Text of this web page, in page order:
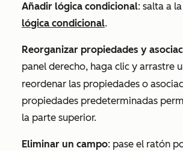
Añadir lógica condicional: salta a la
lógica condicional.
Reorganizar propiedades y
panel derecho, haga clic y arrastre
reordenar las propiedades o
propiedades predeterminadas
la parte superior.
Eliminar un campo: pase el ratón